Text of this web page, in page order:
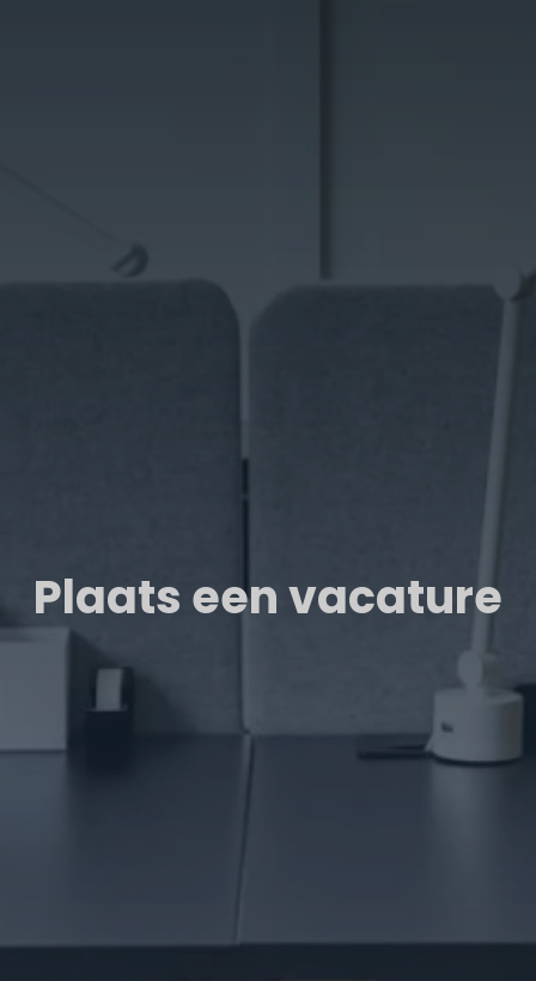
Plaats een vacature